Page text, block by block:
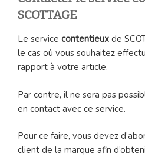
SCOTTAGE
Le service contentieux de
le cas où vous souhaitez
rapport à votre article.
Par contre, il ne sera pas
en contact avec ce service.
Pour ce faire, vous devez
client de la marque afin